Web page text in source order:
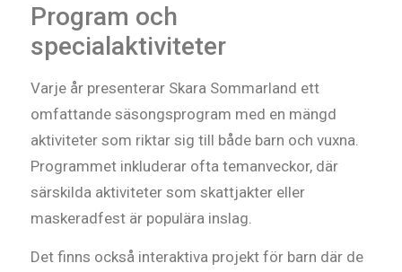
Program och
specialaktiviteter
Varje år presenterar Skara Sommarland ett
omfattande säsongsprogram med en mängd
aktiviteter som riktar sig till både barn och vuxna.
Programmet inkluderar ofta temanveckor, där
särskilda aktiviteter som skattjakter eller
maskeradfest är populära inslag.
Det finns också interaktiva projekt för barn där de